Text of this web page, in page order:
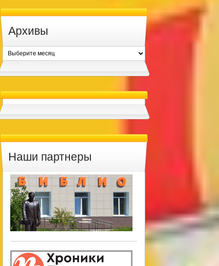
Архивы
Архивы
Наши партнеры